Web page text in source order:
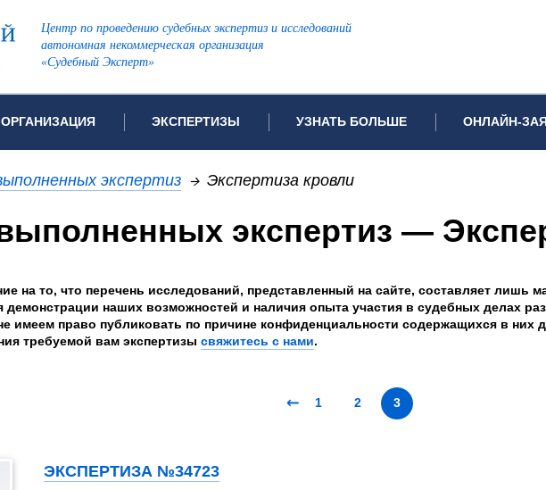
Центр по проведению судебных экспертиз и исследований
автономная некоммерческая организация
«Судебный Эксперт»
ОРГАНИЗАЦИЯ
организации
арбитражных судов
конфиденциальности
ЭКСПЕРТИЗЫ
Список всех видов проводимых экспертиз
Автотехническая экспертиза
Инженерно-техническая экспертиза
Компьютерно-техническая экспертиза
Лингвистическая экспертиза
Медицинская экспертиза
Почерковедческая экспертиза
Психологическая экспертиза
Фоноскопическая экспертиза
УЗНАТЬ БОЛЬШЕ
Примеры выполненных экспертиз
Частые вопросы
Законодательная база
ОНЛАЙН-
Заявка на
Задать вопрос
экспертиз → Экспертиза кровли
экспертиз —
на то, что перечень исследований, представленный на сайте, составляет лишь
демонстрации наших возможностей и наличия опыта участия в судебных делах
имеем право публиковать по причине конфиденциальности содержащихся в них
требуемой вам экспертизы свяжитесь с нами.
← 1 2 3
ЭКСПЕРТИЗА №34723